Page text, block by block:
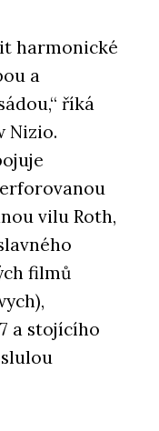
harmonické
a
říká
Nizio.
vilu Roth,
filmů
a stojícího